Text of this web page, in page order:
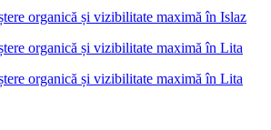
organică și vizibilitate maximă în Islaz
organică și vizibilitate maximă în Lita
organică și vizibilitate maximă în Lita